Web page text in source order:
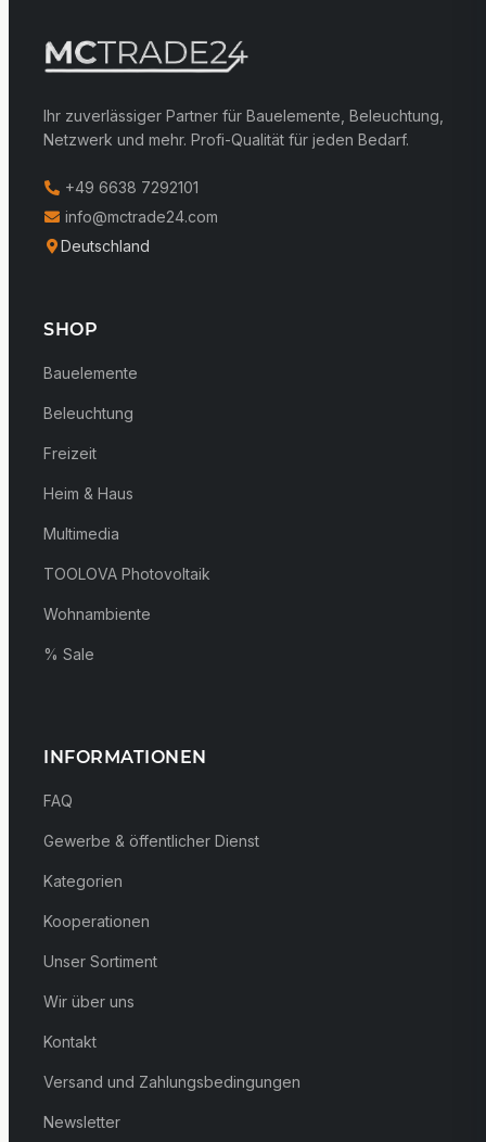
Ihr zuverlässiger Partner für Bauelemente, Beleuchtung,
Netzwerk und mehr. Profi-Qualität für jeden Bedarf.
+49 6638 7292101
info@mctrade24.com
Deutschland
SHOP
Bauelemente
Beleuchtung
Freizeit
Heim & Haus
Multimedia
TOOLOVA Photovoltaik
Wohnambiente
% Sale
INFORMATIONEN
FAQ
Gewerbe & öffentlicher Dienst
Kategorien
Kooperationen
Unser Sortiment
Wir über uns
Kontakt
Versand und Zahlungsbedingungen
Newsletter